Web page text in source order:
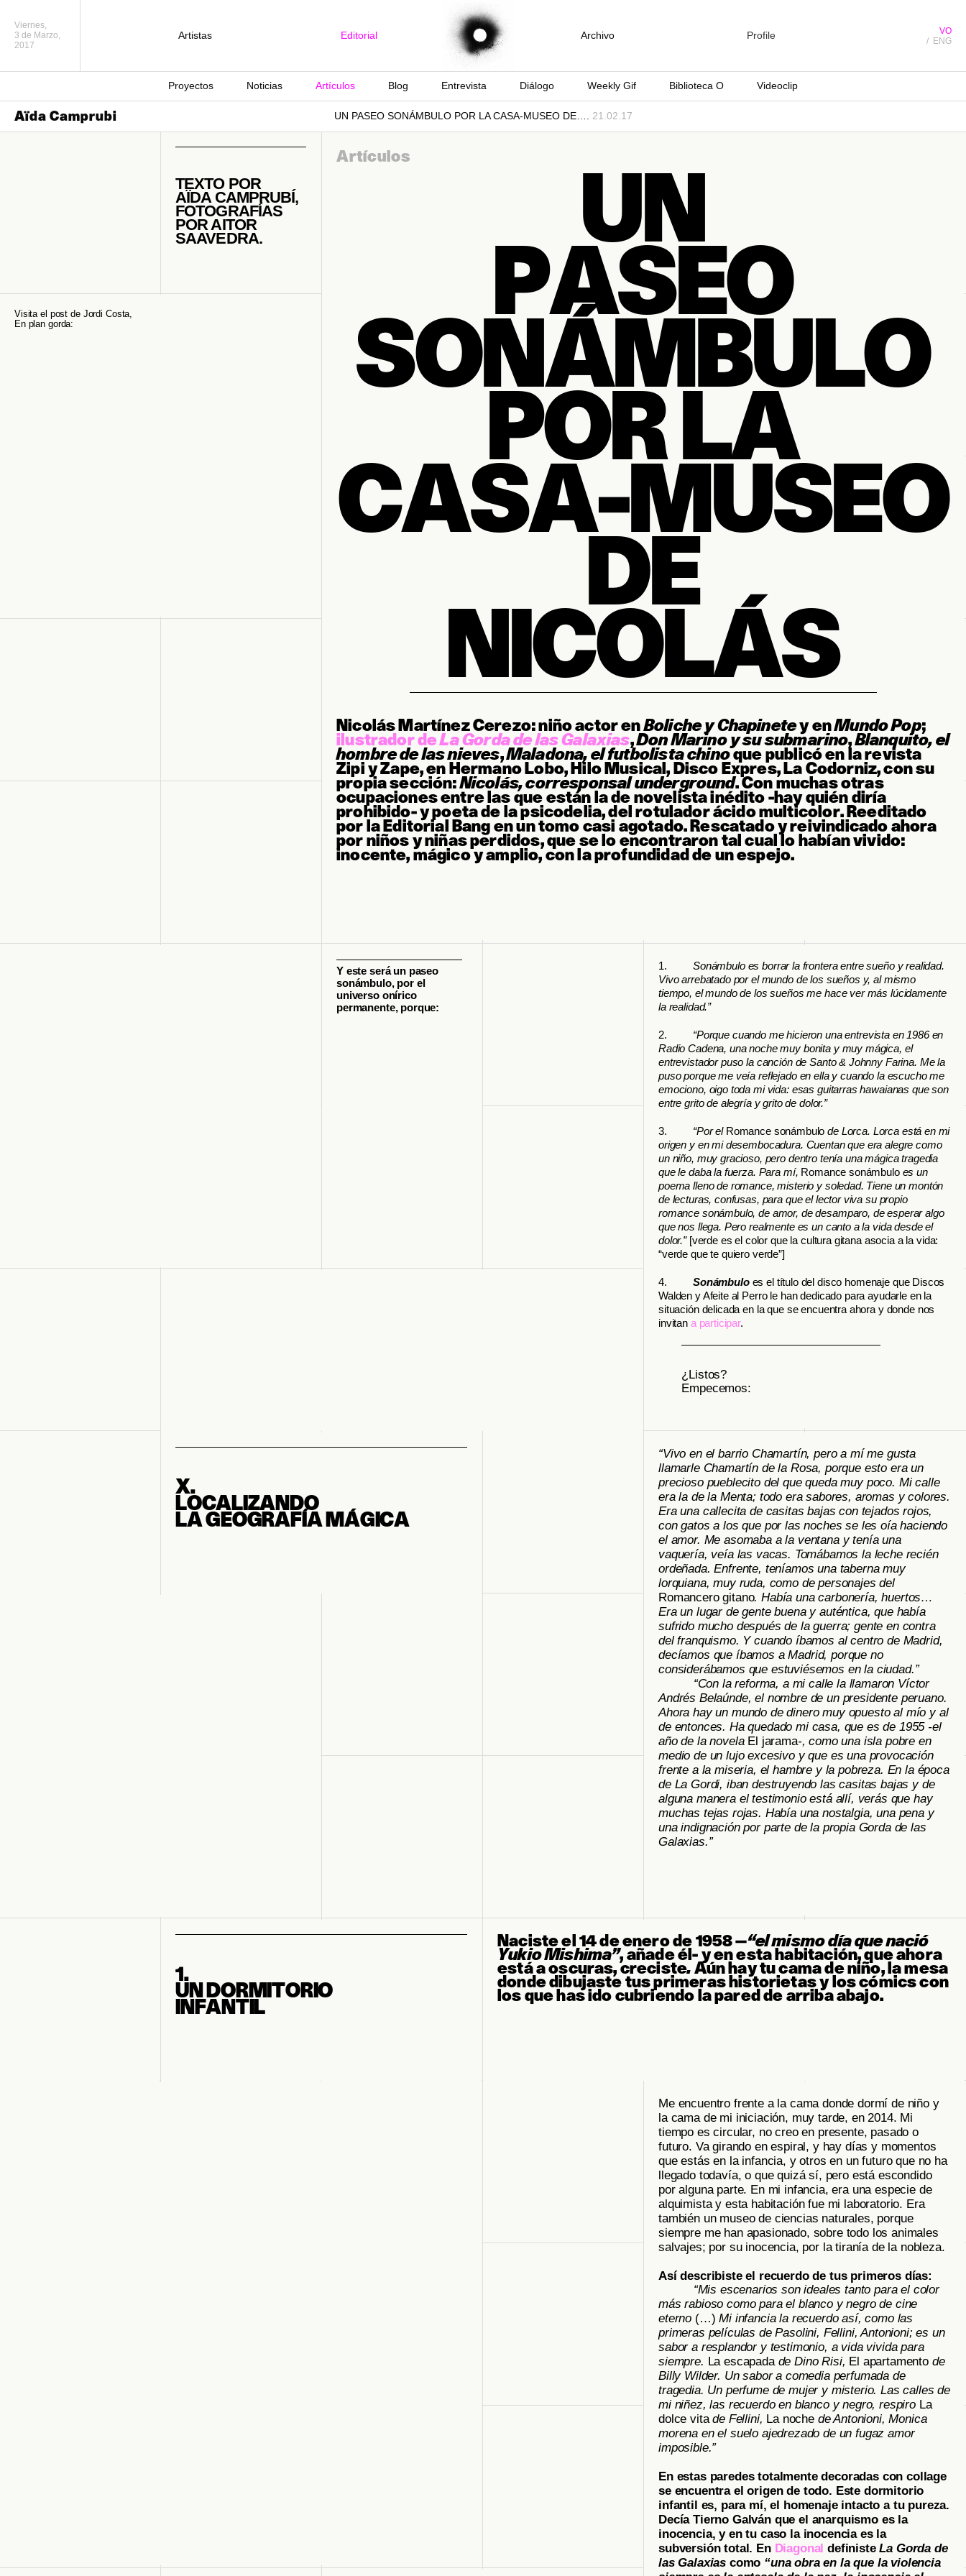
Viernes,
3 de Marzo,
2017
Artistas Editorial Archivo Profile
VO
ENG
Proyectos Noticias Artículos Blog Entrevista Diálogo Weekly Gif Biblioteca O Videoclip
Artículos UN
PASEO
SONÁMBULO
POR LA
CASA-MUSEO
DE
NICOLÁS
Nicolás Martínez Cerezo: niño actor enBoliche y Chapinetey enMundo Pop;
ilustrador deLa Gorda de las Galaxias,Don Marino y su submarino,Blanquito, el
hombre de las nieves,Maladona, el futbolista chinoque publicóen la revista
Zipi y Zape, enHermano Lobo,Hilo Musical,Disco Expres,La Codorniz,con su
propia sección:Nicolás, corresponsal underground. Con muchas otras
ocupaciones entre las que están la de novelista inédito -hay quién diría
prohibido- y poeta de la psicodelia, del rotulador ácido multicolor. Reeditado
por la Editorial Bang en un tomo casi agotado. Rescatado y reivindicado ahora
por niños y niñas perdidos, que se lo encontraron tal cual lo habían vivido:
inocente, mágico y amplio, con la profundidad de un espejo.
TEXTO POR
AÏDA CAMPRUBÍ,
FOTOGRAFÍAS
POR AITOR
SAAVEDRA.
Visita el post de Jordi Costa,
En plan gorda:
Y este será un paseo
sonámbulo, por el
universo onírico
permanente, porque:
1.
Sonámbulo es borrar la frontera entre sueño y realidad.
Vivo arrebatado por el mundo de los sueños y, al mismo
tiempo, el mundo de los sueños me hace ver más lúcidamente
la realidad.”
2.
“Porque cuando me hicieron una entrevista en 1986 en
Radio Cadena, una noche muy bonita y muy mágica, el
entrevistador puso la canción de Santo & Johnny Farina. Me la
puso porque me veía reflejado en ella y cuando la escucho me
emociono, oigo toda mi vida: esas guitarras hawaianas que son
entre grito de alegría y grito de dolor.”
3. “Por elRomance sonámbulode Lorca. Lorca está en mi
origen y en mi desembocadura. Cuentan que era alegre como
un niño, muy gracioso, pero dentro tenía una mágica tragedia
que le daba la fuerza. Para mí, Romance sonámbulo es un
poema lleno de romance, misterio y soledad. Tiene un montón
de lecturas, confusas, para que el lector viva su propio
romance sonámbulo, de amor, de desamparo, de esperar algo
que nos llega. Pero realmente es un canto a la vida desde el
dolor.”[verde es el color que la cultura gitana asocia a la vida:
“verde que te quiero verde”]
4. Sonámbuloes el título del disco homenaje que Discos
Walden y Afeite al Perro le han dedicado para ayudarle en la
situación delicada en la que se encuentra ahora y donde nos
invitan a participar.
¿Listos?
Empecemos:
X.
LOCALIZANDO
LA GEOGRAFÍA MÁGICA
“Vivo en el barrio Chamartín, pero a mí me gusta
llamarle Chamartín de la Rosa, porque esto era un
precioso pueblecito del que queda muy poco. Mi calle
era la de la Menta; todo era sabores, aromas y colores.
Era una callecita de casitas bajas con tejados rojos,
con gatos a los que por las noches se les oía haciendo
el amor. Me asomaba a la ventana y tenía una
vaquería, veía las vacas. Tomábamos la leche recién
ordeñada. Enfrente, teníamos una taberna muy
lorquiana, muy ruda, como de personajes del
Romancero gitano. Había una carbonería, huertos…
Era un lugar de gente buena y auténtica, que había
sufrido mucho después de la guerra; gente en contra
del franquismo. Y cuando íbamos al centro de Madrid,
decíamos que íbamos a Madrid, porque no
considerábamos que estuviésemos en la ciudad.”
“Con la reforma, a mi calle la llamaron Víctor
Andrés Belaúnde, el nombre de un presidente peruano.
Ahora hay un mundo de dinero muy opuesto al mío y al
de entonces. Ha quedado mi casa, que es de 1955 -el
año de la novelaEl jarama-, como una isla pobre en
medio de un lujo excesivo y que es una provocación
frente a la miseria, el hambre y la pobreza. En la época
de La Gordi, iban destruyendo las casitas bajas y de
alguna manera el testimonio está allí, verás que hay
muchas tejas rojas. Había una nostalgia, una pena y
una indignación por parte de la propia Gorda de las
Galaxias.”
1.
UN DORMITORIO
INFANTIL
Naciste el 14 de enero de 1958 –“el mismo día que nació
Yukio Mishima”,añade él-y en esta habitación, que ahora
está a oscuras, creciste.Aún hay tu cama de niño, la mesa
donde dibujaste tus primeras historietas y los cómics con
los que has ido cubriendo la pared de arriba abajo.
Me encuentro frente a la cama donde dormí de niño y
la cama de mi iniciación, muy tarde, en 2014. Mi
tiempo es circular, no creo en presente, pasado o
futuro. Va girando en espiral, y hay días y momentos
que estás en la infancia, y otros en un futuro que no ha
llegado todavía, o que quizá sí, pero está escondido
por alguna parte. En mi infancia, era una especie de
alquimista y esta habitación fue mi laboratorio. Era
también un museo de ciencias naturales, porque
siempre me han apasionado, sobre todo los animales
salvajes; por su inocencia, por la tiranía de la nobleza.
Así describiste el recuerdo de tus primeros días:
“Mis escenarios son ideales tanto para el color
más rabioso como para el blanco y negro de cine
eterno (…)Mi infancia la recuerdo así, como las
primeras películas de Pasolini, Fellini, Antonioni; es un
sabor a resplandor y testimonio, a vida vivida para
siempre. La escapada de Dino Risi, El apartamento de
Billy Wilder. Un sabor a comedia perfumada de
tragedia. Un perfume de mujer y misterio. Las calles de
mi niñez, las recuerdo en blanco y negro, respiroLa
dolce vitade Fellini, La noche de Antonioni, Monica
morena en el suelo ajedrezado de un fugaz amor
imposible.”
En estas paredes totalmente decoradas con collage
se encuentra el origen de todo. Este dormitorio
infantil es, para mí, el homenaje intacto a tu pureza.
Decía Tierno Galván que el anarquismo es la
inocencia, y en tu caso la inocencia es la
subversión total. En Diagonal definisteLa Gorda de
las Galaxias como “una obra en la que la violencia
Aïda Camprubi UN PASEO SONÁMBULO POR LA CASA-MUSEO DE…. 21.02.17